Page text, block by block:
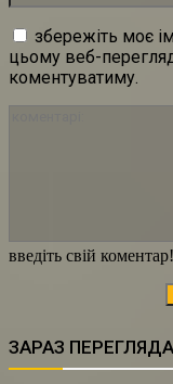
введіть свій коментар!
збережіть моє
цьому веб-
коментуватиму.
ЗАРАЗ